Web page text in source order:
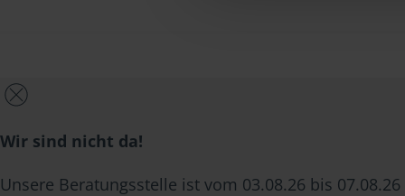
Wir sind nicht da!
Unsere Beratungsstelle ist vom 03.08.26 bis